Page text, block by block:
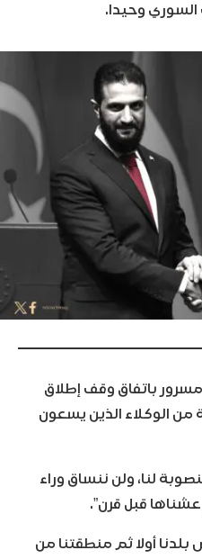
السوري وحيدا.
باتفاق وقف إطلاق
من الوكلاء الذين يسعون
لنا، ولن ننساق وراء
قبل قرن”.
بلدنا أولا ثم منطقتنا من